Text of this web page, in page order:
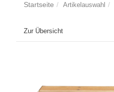
Startseite Artikelauswahl
Zur Übersicht